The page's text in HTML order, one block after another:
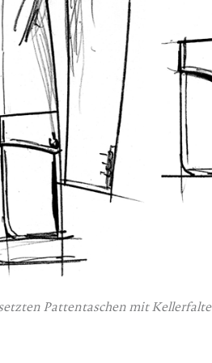
Pattentaschen mit Kellerfalte